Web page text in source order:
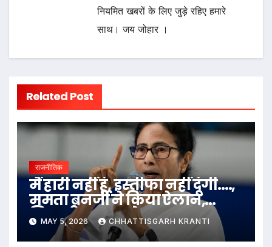
नियमित खबरों के लिए जुड़े रहिए हमारे
साथ। जय जोहार ।
Related Post
राजनीतिक
मैं हारी नहीं हूं, इस्तीफा नहीं दूंगी….,
ममता बनर्जी ने किया ऐलान,
सियासी हलचल तेज
MAY 5, 2026 CHHATTISGARH KRANTI